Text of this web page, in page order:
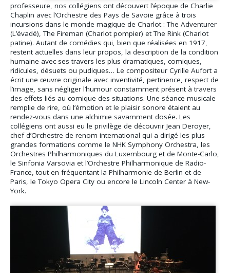
professeure, nos collégiens ont découvert l’époque de Charlie
Chaplin avec l’Orchestre des Pays de Savoie grâce à trois
incursions dans le monde magique de Charlot : The Adventurer
(L’évadé), The Fireman (Charlot pompier) et The Rink (Charlot
patine). Autant de comédies qui, bien que réalisées en 1917,
restent actuelles dans leur propos, la description de la condition
humaine avec ses travers les plus dramatiques, comiques,
ridicules, désuets ou pudiques… Le compositeur Cyrille Aufort a
écrit une œuvre originale avec inventivité, pertinence, respect de
l’image, sans négliger l’humour constamment présent à travers
des effets liés au comique des situations. Une séance musicale
remplie de rire, où l’émotion et le plaisir sonore étaient au
rendez-vous dans une alchimie savamment dosée. Les
collégiens ont aussi eu le privilège de découvrir Jean Deroyer,
chef d’Orchestre de renom international qui a dirigé les plus
grandes formations comme le NHK Symphony Orchestra, les
Orchestres Philharmoniques du Luxembourg et de Monte-Carlo,
le Sinfonia Varsovia et l’Orchestre Philharmonique de Radio-
France, tout en fréquentant la Philharmonie de Berlin et de
Paris, le Tokyo Opera City ou encore le Lincoln Center à New-
York.